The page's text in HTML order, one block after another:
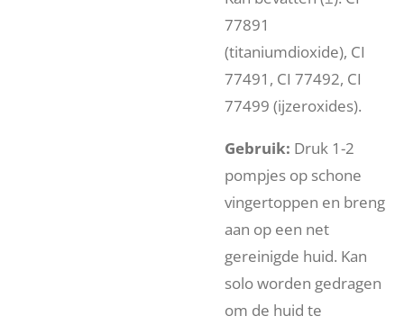
77891
(titaniumdioxide), CI
77491, CI 77492, CI
77499 (ijzeroxides).
Gebruik: Druk 1-2
pompjes op schone
vingertoppen en breng
aan op een net
gereinigde huid. Kan
solo worden gedragen
om de huid te